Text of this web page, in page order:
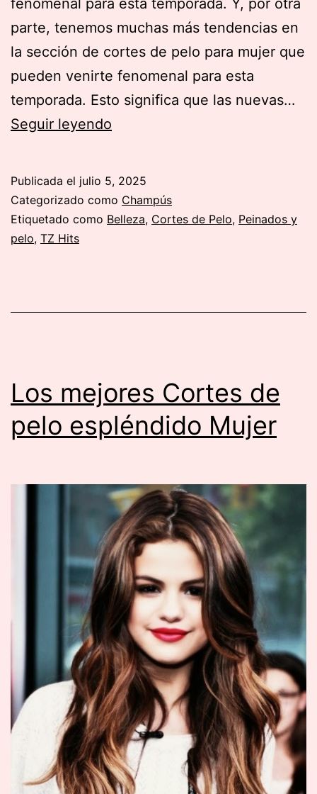
parte, tenemos muchas más tendencias en
la sección de cortes de pelo para mujer que
pueden venirte fenomenal para esta
temporada. Esto significa que las nuevas…
Seguir leyendo
de
pelo
Publicada el julio 5, 2025
Categorizado como Champús
Etiquetado como Belleza, Cortes de Pelo, Peinados y
pelo, TZ Hits
Los mejores Cortes de
pelo espléndido Mujer